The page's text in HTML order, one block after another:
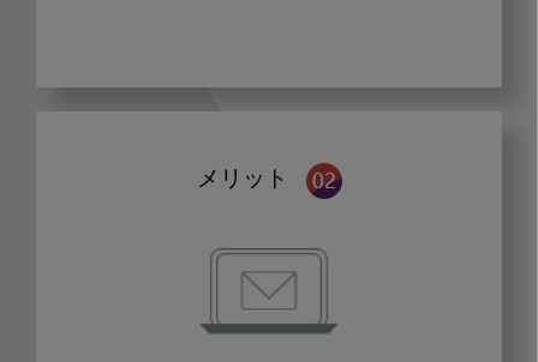
メリット